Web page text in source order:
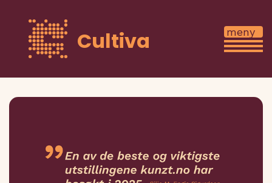
Cultiva